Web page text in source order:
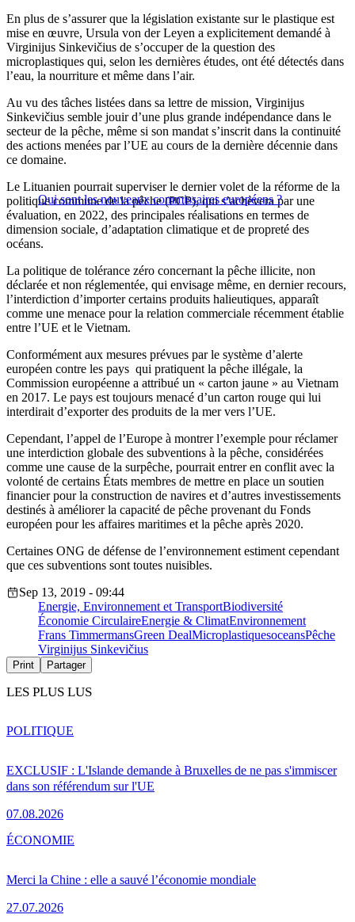
En plus de s’assurer que la législation existante sur le plastique est
mise en œuvre, Ursula von der Leyen a explicitement demandé à
Virginijus Sinkevičius de s’occuper de la question des
microplastiques qui, selon les dernières études, ont été détectés dans
l’eau, la nourriture et même dans l’air.
Au vu des tâches listées dans sa lettre de mission, Virginijus
Sinkevičius semble jouir d’une plus grande indépendance dans le
secteur de la pêche, même si son mandat s’inscrit dans la continuité
des actions menées par l’UE au cours de la dernière décennie dans
ce domaine.
Qui sont les nouveaux commissaires européens ?
Le Lituanien pourrait superviser le dernier volet de la réforme de la
politique commune de la pêche (PCP), qui s’achèvera par une
évaluation, en 2022, des principales réalisations en termes de
dimension sociale, d’adaptation climatique et de propreté des
océans.
La politique de tolérance zéro concernant la pêche illicite, non
déclarée et non réglementée, qui envisage même, en dernier recours,
l’interdiction d’importer certains produits halieutiques, apparaît
comme une menace pour la relation commerciale récemment établie
entre l’UE et le Vietnam.
Conformément aux mesures prévues par le système d’alerte
européen contre les pays qui pratiquent la pêche illégale, la
Commission européenne a attribué un « carton jaune » au Vietnam
en 2017. Le pays est toujours menacé d’un carton rouge qui lui
interdirait d’exporter des produits de la mer vers l’UE.
Cependant, l’appel de l’Europe à montrer l’exemple pour réclamer
une interdiction globale des subventions à la pêche, considérées
comme une cause de la surpêche, pourrait entrer en conflit avec la
volonté de certains États membres de mettre en place un soutien
financier pour la construction de navires et d’autres investissements
destinés à améliorer la capacité de pêche provenant du Fonds
européen pour les affaires maritimes et la pêche après 2020.
Certaines ONG de défense de l’environnement estiment cependant
que ces subventions sont toutes nuisibles.
Sep 13, 2019 - 09:44
Energie, Environnement et TransportBiodiversité
Économie CirculaireEnergie & ClimatEnvironnement
Frans TimmermansGreen DealMicroplastiquesoceansPêche
Virginijus Sinkevičius
Print Partager
LES PLUS LUS
EXCLUSIF : L'Islande demande à Bruxelles de ne pas s'immiscer
dans son référendum sur l'UE
07.08.2026
POLITIQUE
Merci la Chine : elle a sauvé l’économie mondiale
27.07.2026
ÉCONOMIE